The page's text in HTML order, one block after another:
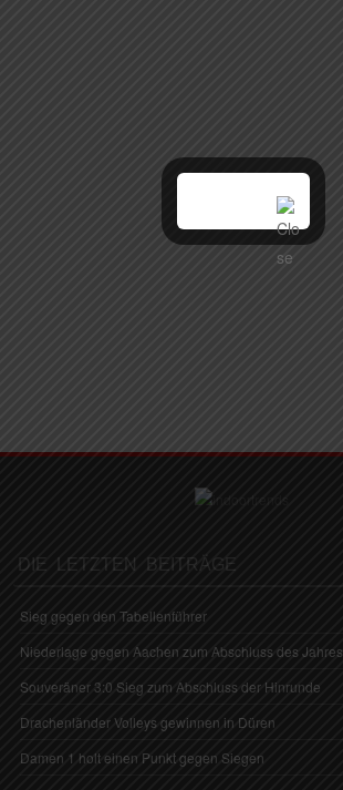
DIE LETZTEN BEITRÄGE
Sieg gegen den Tabellenführer
Niederlage gegen Aachen zum Abschluss des Jahres
Souveräner 3:0 Sieg zum Abschluss der Hinrunde
Drachenländer Volleys gewinnen in Düren
Damen 1 holt einen Punkt gegen Siegen